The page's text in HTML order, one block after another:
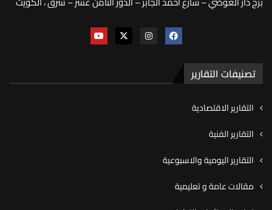
تصنيفات التقارير
التقارير الاقتصادية
التقارير الفنية
التقارير اليومية والاسبوعية
مقالات عامة و تعليمية